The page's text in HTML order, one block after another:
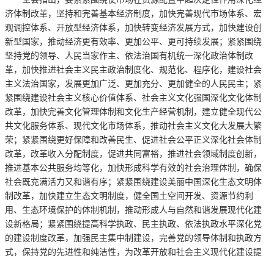
济体制改革，坚持和完善基本经济制度，加快完善现代市场体系、宏
观调控体系、开放型经济体系，加快转变经济发展方式，加快建设创
新型国家，推动经济更有效率、更加公平、更可持续发展；紧紧围绕
坚持党的领导、人民当家作主、依法治国有机统一深化政治体制改
革，加快推进社会主义民主政治制度化、规范化、程序化，建设社会
主义法治国家，发展更加广泛、更加充分、更加健全的人民民主；紧
紧围绕建设社会主义核心价值体系、社会主义文化强国深化文化体制
改革，加快完善文化管理体制和文化生产经营机制，建立健全现代公
共文化服务体系、现代文化市场体系，推动社会主义文化大发展大繁
荣；紧紧围绕更好保障和改善民生、促进社会公平正义深化社会体制
改革，改革收入分配制度，促进共同富裕，推进社会领域制度创新，
推进基本公共服务均等化，加快形成科学有效的社会治理体制，确保
社会既充满活力又和谐有序；紧紧围绕建设美丽中国深化生态文明体
制改革，加快建立生态文明制度，健全国土空间开发、资源节约利
用、生态环境保护的体制机制，推动形成人与自然和谐发展现代化建
设新格局；紧紧围绕提高科学执政、民主执政、依法执政水平深化党
的建设制度改革，加强民主集中制建设，完善党的领导体制和执政方
式，保持党的先进性和纯洁性，为改革开放和社会主义现代化建设提